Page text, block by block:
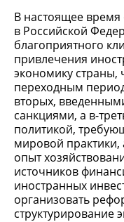
В настоящее
в Российской
благоприятного
привлечения
экономику страны,
переходным
вторых,
санкциями, а в-
политикой,
мировой практики,
опыт
источников
иностранных
организовать
структурирование